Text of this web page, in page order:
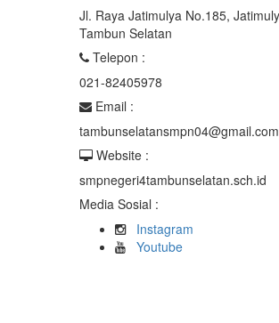
Jl. Raya Jatimulya No.185,
Tambun Selatan
Telepon :
021-82405978
Email :
tambunselatansmpn04@gmail.com
Website :
smpnegeri4tambunselatan.sch.id
Media Sosial :
Instagram
Youtube